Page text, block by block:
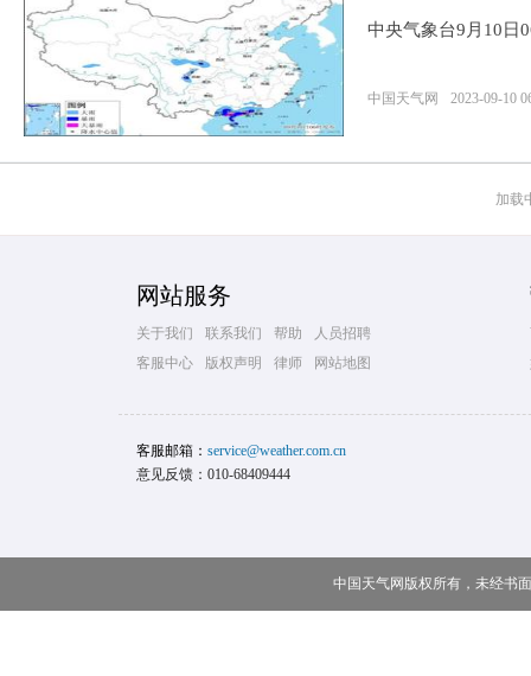
中央气象台9月10日
中国天气网 2023-09-10
加载
网站服务
关于我们 联系我们 帮助
人员招聘
客服中心
版权声明 律师 网站地图
客服邮箱： service@weather.com.cn
意见反馈：010-68409444
中国天气网版权所有，未经